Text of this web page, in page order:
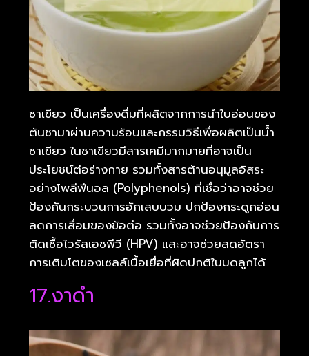
ชาเขียว เป็นเครื่องดื่มที่ผลิตจากการนำใบอ่อนของ
ต้นชามาผ่านความร้อนและกรรมวิธีเพื่อผลิตเป็นน้ำ
ชาเขียว ในชาเขียวมีสารเคมีมากมายที่อาจเป็น
ประโยชน์ต่อร่างกาย รวมทั้งสารต้านอนุมูลอิสระ
อย่างโพลีฟีนอล (Polyphenols) ที่เชื่อว่าอาจช่วย
ป้องกันกระบวนการอักเสบบวม ปกป้องกระดูกอ่อน
ลดการเสื่อมของข้อต่อ รวมทั้งอาจช่วยป้องกันการ
ติดเชื้อไวรัสเอชพีวี (HPV) และอาจช่วยลดอัตรา
การเติบโตของเซลล์เนื้อเยื่อที่ผิดปกติในมดลูกได้
17.งาดำ